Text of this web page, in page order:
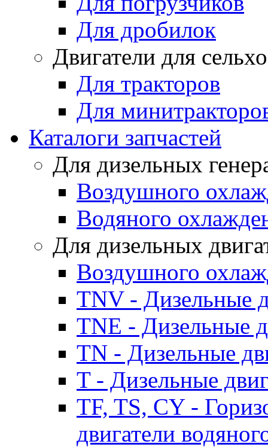
Для дробилок
Двигатели для
Для тракторов
Для
Каталоги запчастей
Для дизельных
Воздушного
Водяного
Для дизельных
Воздушного
TNV - Дизельные
TNE - Дизельные
TN - Дизельные
T - Дизельные
TF, TS, CY -
двигатели